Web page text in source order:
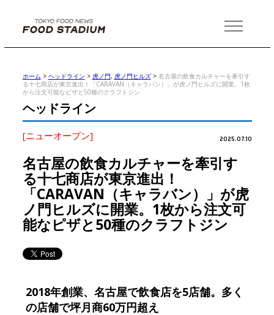
MENU
ホーム > ヘッドライン > 虎ノ門, 虎ノ門ヒルズ> 名古屋の飲食カルチャーを牽引す
る十七商店が東京進出！「CARAVAN（キャラバン）」が虎ノ門ヒルズに開業。1枚
から注文可能なピザと50種のクラフトジン
ヘッドライン
[ニューオープン] 2025.07.10
名古屋の飲食カルチャーを牽引す
る十七商店が東京進出！
「CARAVAN（キャラバン）」が虎
ノ門ヒルズに開業。1枚から注文可
能なピザと50種のクラフトジン
2018年創業、名古屋で飲食店を5店舗。多く
の店舗で坪月商60万円超え